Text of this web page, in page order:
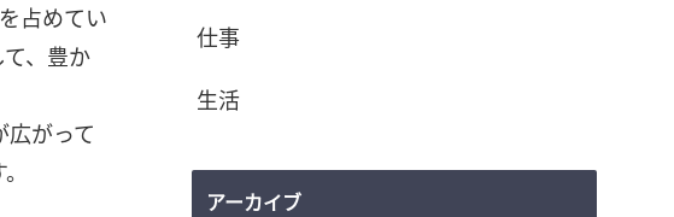
占めてい
、豊か
がって
仕事
生活
アーカイブ